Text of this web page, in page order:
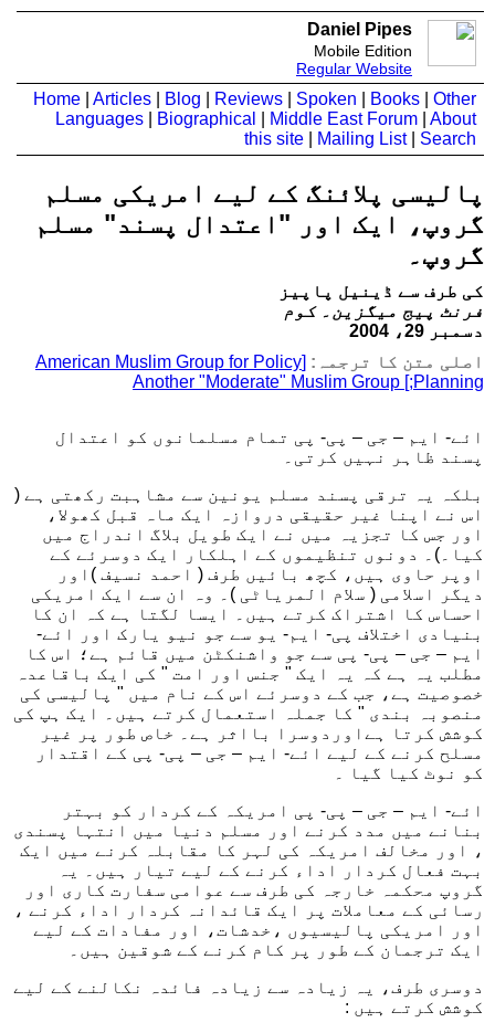
Daniel Pipes
Mobile Edition
Regular Website
Home Articles Blog Reviews Spoken Books
Other
Languages
Biographical Middle East Forum
About
this site
Mailing List| Search
پالیسی پلائنگ کے لیے امریکی مسلم
گروپ، ایک اور "اعتدال پسند" مسلم
گروپ۔
کی طرف سے ڈینیل پاپيز
فرنٹ پیج میگزین۔ کوم
دسمبر 29، 2004
اصلی متن کا ترجمہ: [American Muslim Group for Policy
Planning;] Another "Moderate" Muslim Group
ائے- ایم – جی – پی- پی تمام مسلمانوں کو اعتدال
پسند ظاہر نہیں کرتی۔
بلکہ یہ ترقی پسند مسلم یونین سے مشاہبت رکھتی ہے (
اس نے اپنا غیر حقیقی دروازہ ایک ماہ قبل کھولا،
اور جس کا تجزیہ میں نے ایک طویل بلاگ اندراج میں
کیا۔)۔ دونوں تنظیموں کے اہلکار ایک دوسرئے کے
اوپر حاوی ہیں، کچھ بائیں طرف ( احمد نسیف )اور
دیگر اسلامی ( سلام المریاٹی )۔ وہ ان سے ایک امریکی
احساس کا اشتراک کرتے ہیں۔ ایسا لگتا ہے کہ ان کا
بنیادی اختلاف پی- ایم- یو سے جو نیو یارک اور ائے-
ایم – جی – پی- پی سے جو واشنکٹن میں قائم ہے؛ اس کا
مطلب یہ ہے کہ یہ ایک " جنس اور امت " کی ایک باقاعدہ
خصوصیت ہے، جب کے دوسرئے اس کے نام میں " پالیسی کی
منصوبہ بندی " کا جملہ استعمال کرتے ہیں۔ ایک ہپ کی
کوشش کرتا ہےاوردوسرا بااثر ہے۔ خاص طور پر غیر
مسلح کرنے کے لیے ائے- ایم – جی – پی- پی کے اقتدار
کو نوٹ کیا گیا ۔
ائے- ایم – جی – پی- پی امریکہ کے کردار کو بہتر
بنانے میں مدد کرنے اور مسلم دنیا میں انتہا پسندی
، اور مخالف امریکہ کی لہر کا مقابلہ کرنے میں ایک
بہت فعال کردار اداء کرنے کے لیے تیار ہیں۔ یہ
گروپ محکمہ خارجہ کی طرف سے عوامی سفارت کاری اور
رسائی کے معاملات پر ایک قائدانہ کردار اداء کرنے ،
اور امریکی پالیسیوں ،خدشات، اور مفادات کے لیے
ایک ترجمان کے طور پر کام کرنے کے شوقین ہیں۔
دوسری طرف، یہ زیادہ سے زیادہ فائدہ نکالنے کے لیے
کوشش کرتے ہیں :